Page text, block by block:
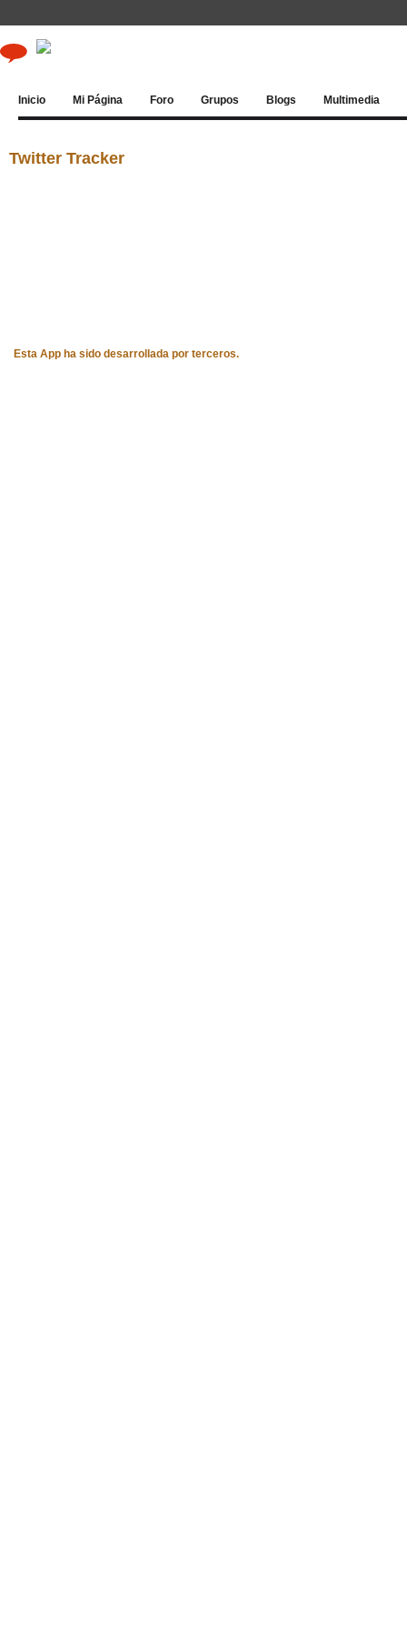
Inicio Mi Página Foro Grupos Blogs Multimedia
Twitter Tracker
Esta App ha sido desarrollada por terceros.